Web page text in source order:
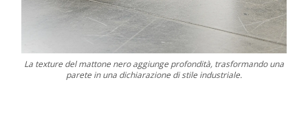
La texture del mattone nero aggiunge profondità, trasformando una
parete in una dichiarazione di stile industriale.